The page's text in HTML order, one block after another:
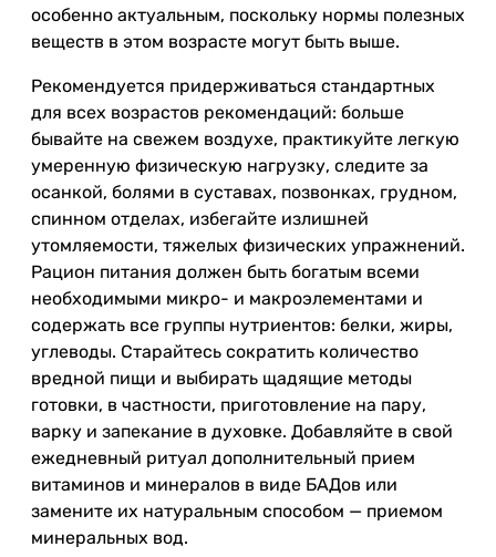
особенно актуальным, поскольку нормы полезных
веществ в этом возрасте могут быть выше.
Рекомендуется придерживаться стандартных
для всех возрастов рекомендаций: больше
бывайте на свежем воздухе, практикуйте легкую
умеренную физическую нагрузку, следите за
осанкой, болями в суставах, позвонках, грудном,
спинном отделах, избегайте излишней
утомляемости, тяжелых физических упражнений.
Рацион питания должен быть богатым всеми
необходимыми микро- и макроэлементами и
содержать все группы нутриентов: белки, жиры,
углеводы. Старайтесь сократить количество
вредной пищи и выбирать щадящие методы
готовки, в частности, приготовление на пару,
варку и запекание в духовке. Добавляйте в свой
ежедневный ритуал дополнительный прием
витаминов и минералов в виде БАДов или
замените их натуральным способом — приемом
минеральных вод.